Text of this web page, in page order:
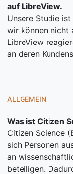
auf LibreView.
Unsere Studie
wir können nicht
LibreView
an deren
ALLGEMEIN
Was ist Citizen
Citizen Science
sich Personen
an
beteiligen.